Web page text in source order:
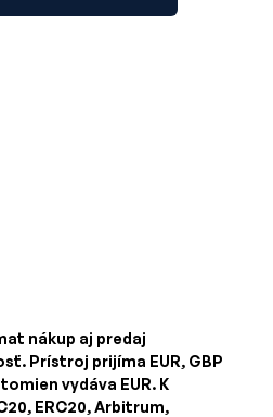
nákup aj predaj
Prístroj prijíma EUR, GBP
vydáva EUR. K
ERC20, Arbitrum,